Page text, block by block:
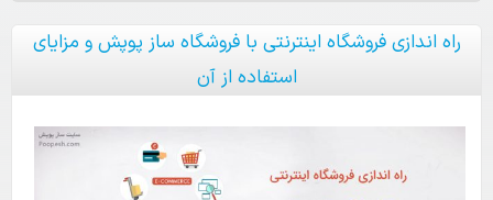
قالب ها
چرا پوپش؟
مشتریان ما
راه اندازی فروشگاه اینترنتی با فروشگاه ساز پوپش و مزایای
استفاده از آن